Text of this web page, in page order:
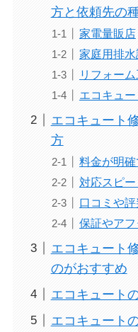
方と依頼先の
家電量販店
家庭用排
リフォー
エコキュ
エコキュート
方
料金が明
対応スピー
口コミや
保証やア
エコキュート
のがおすすめ
エコキュート
エコキュート